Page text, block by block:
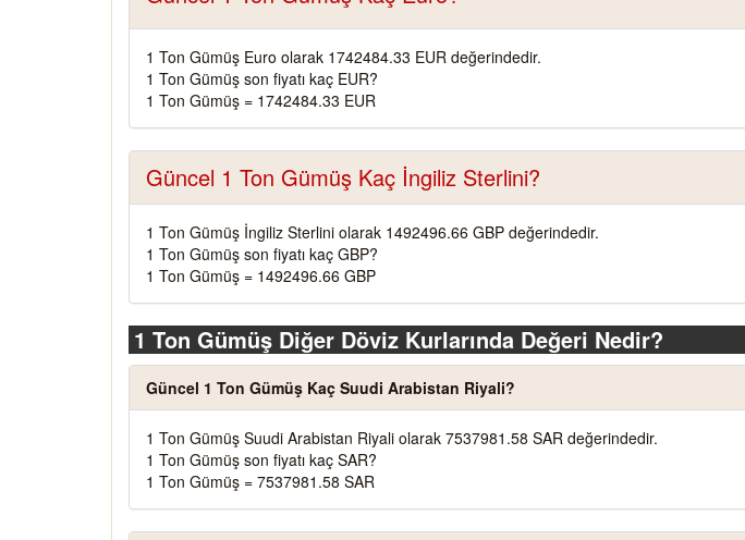
1 Ton Gümüş Euro olarak 1742484.33 EUR değerindedir.
1 Ton Gümüş son fiyatı kaç EUR?
1 Ton Gümüş = 1742484.33 EUR
Güncel 1 Ton Gümüş Kaç İngiliz Sterlini?
1 Ton Gümüş İngiliz Sterlini olarak 1492496.66 GBP değerindedir.
1 Ton Gümüş son fiyatı kaç GBP?
1 Ton Gümüş = 1492496.66 GBP
1 Ton Gümüş Diğer Döviz Kurlarında Değeri Nedir?
Güncel 1 Ton Gümüş Kaç Suudi Arabistan Riyali?
1 Ton Gümüş Suudi Arabistan Riyali olarak 7537981.58 SAR değerindedir.
1 Ton Gümüş son fiyatı kaç SAR?
1 Ton Gümüş = 7537981.58 SAR